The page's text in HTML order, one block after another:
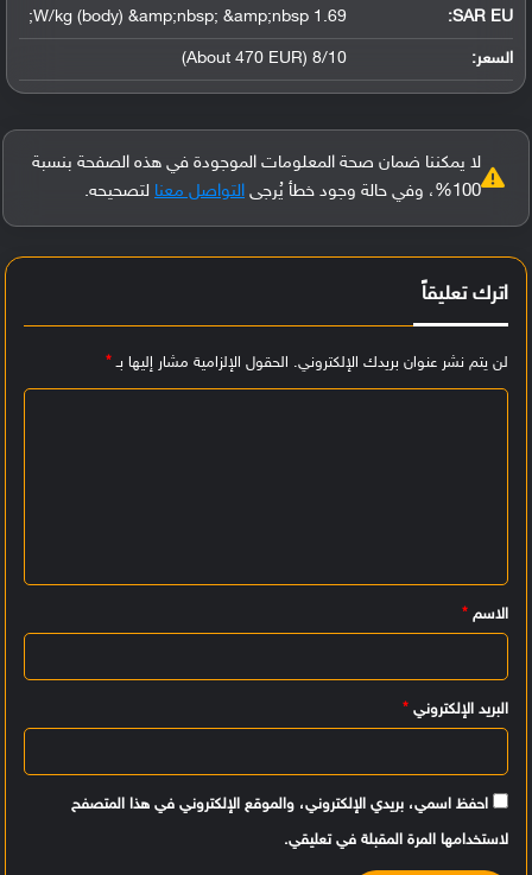
SAR EU:
1.69 W/kg (body) &amp;nbsp; &amp;nbsp;
السعر: 8/10 (About 470 EUR)
لا يمكننا ضمان صحة المعلومات الموجودة في هذه الصفحة بنسبة
100%، وفي حالة وجود خطأ يُرجى
التواصل معنا لتصحيحه.
اترك تعليقاً
لن يتم نشر عنوان بريدك الإلكتروني. الحقول الإلزامية مشار إليها بـ*
ي
ق
الاسم *
البريد الإلكتروني *
احفظ اسمي، بريدي الإلكتروني، والموقع الإلكتروني في هذا المتصفح
لاستخدامها المرة المقبلة في تعليقي.